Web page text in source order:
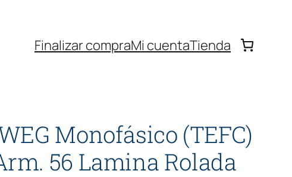
Finalizar compraMi cuentaTienda
Monofásico (TEFC)
56 Lamina Rolada